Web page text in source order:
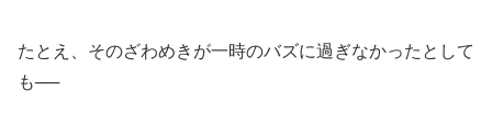
たとえ、そのざわめきが一時のバズに過ぎなかったとして
も──